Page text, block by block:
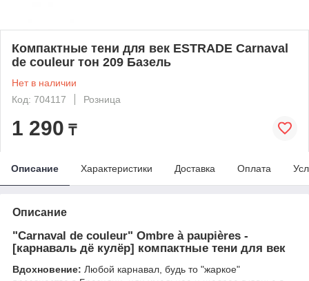
Компактные тени для век ESTRADE Carnaval
de couleur тон 209 Базель
Нет в наличии
Код: 704117
Розница
1 290 ₸
Описание Характеристики Доставка Оплата
Описание
"Carnaval de couleur" Ombre à paupières -
[карнаваль дё кулёр] компактные тени для век
Вдохновение: Любой карнавал, будь то "жаркое"